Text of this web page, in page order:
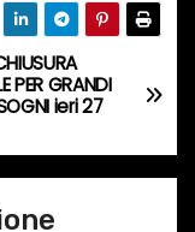
PER GRANDI
ieri 27